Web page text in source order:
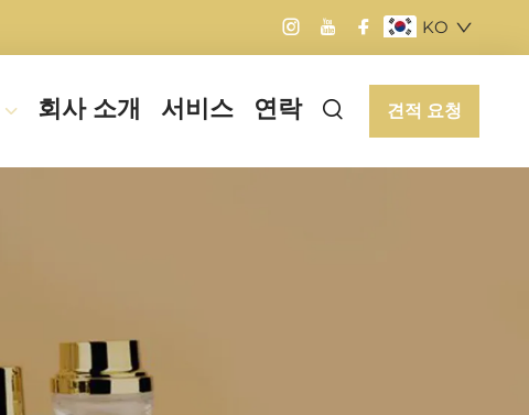
KO
회사 소개 서비스 연락 견적 요청